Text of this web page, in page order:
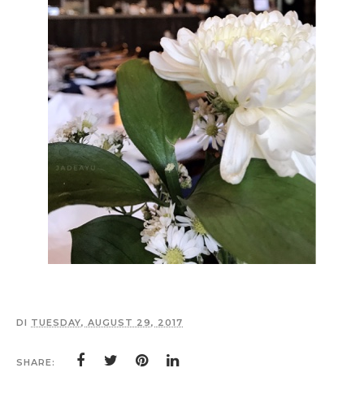
DI TUESDAY, AUGUST 29, 2017
SHARE: